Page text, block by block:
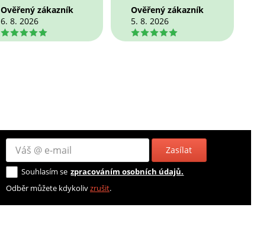
Ověřený zákazník
6. 8. 2026
5
Ověřený zákazník
5. 8. 2026
5
Zasílat
Souhlasím se zpracováním osobních údajů.
Odběr můžete kdykolivzrušit.